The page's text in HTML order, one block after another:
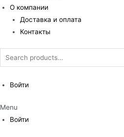
О компании
Доставка и оплата
Контакты
Search
for:
Войти
Menu
Войти